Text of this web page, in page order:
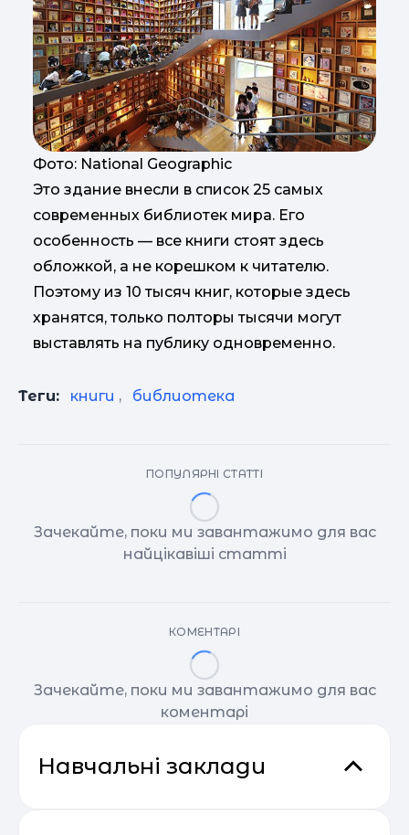
Фото: National Geographic
Это здание внесли в список 25 самых
современных библиотек мира. Его
особенность — все книги стоят здесь
обложкой, а не корешком к читателю.
Поэтому из 10 тысяч книг, которые здесь
хранятся, только полторы тысячи могут
выставлять на публику одновременно.
Теги: книги , библиотека
ПОПУЛЯРНІ СТАТТІ
Зачекайте, поки ми завантажимо для вас
найцікавіші статті
КОМЕНТАРІ
Зачекайте, поки ми завантажимо для вас
коментарі
Навчальні заклади